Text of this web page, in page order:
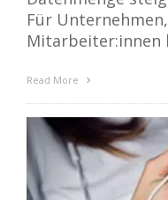
Für
Mitarbeiter:innen
Read More